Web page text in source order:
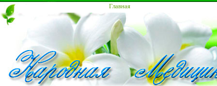
Главная